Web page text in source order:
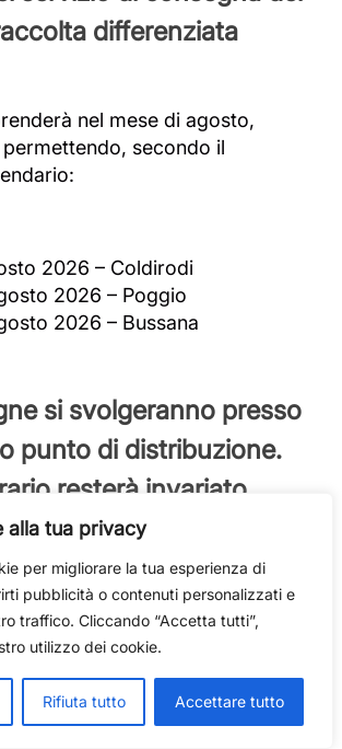
alla tua privacy
per migliorare la tua esperienza di
pubblicità o contenuti personalizzati e
traffico. Cliccando “Accetta tutti”,
utilizzo dei cookie.
Rifiuta tutto Accettare tutto
differenziata
nel mese di agosto,
secondo il
2026 – Coldirodi
2026 – Poggio
2026 – Bussana
si svolgeranno presso
punto di distribuzione.
resterà invariato.
agosto
che sabato 15 agosto 2026
del Palafiori e i Centri di